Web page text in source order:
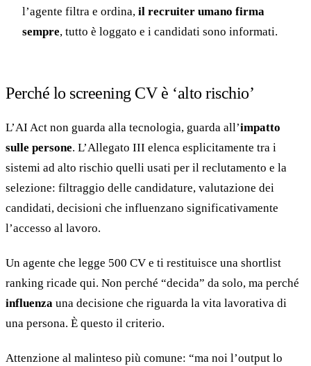
l’agente filtra e ordina, il recruiter umano firma
sempre, tutto è loggato e i candidati sono informati.
Perché lo screening CV è ‘alto rischio’
L’AI Act non guarda alla tecnologia, guarda all’impatto
sulle persone. L’Allegato III elenca esplicitamente tra i
sistemi ad alto rischio quelli usati per il reclutamento e la
selezione: filtraggio delle candidature, valutazione dei
candidati, decisioni che influenzano significativamente
l’accesso al lavoro.
Un agente che legge 500 CV e ti restituisce una shortlist
ranking ricade qui. Non perché “decida” da solo, ma perché
influenza una decisione che riguarda la vita lavorativa di
una persona. È questo il criterio.
Attenzione al malinteso più comune: “ma noi l’output lo